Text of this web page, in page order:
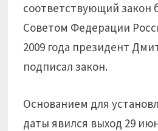
соответствующий закон
Советом Федерации
2009 года президент
подписал закон.
Основанием для
даты явился выход 29